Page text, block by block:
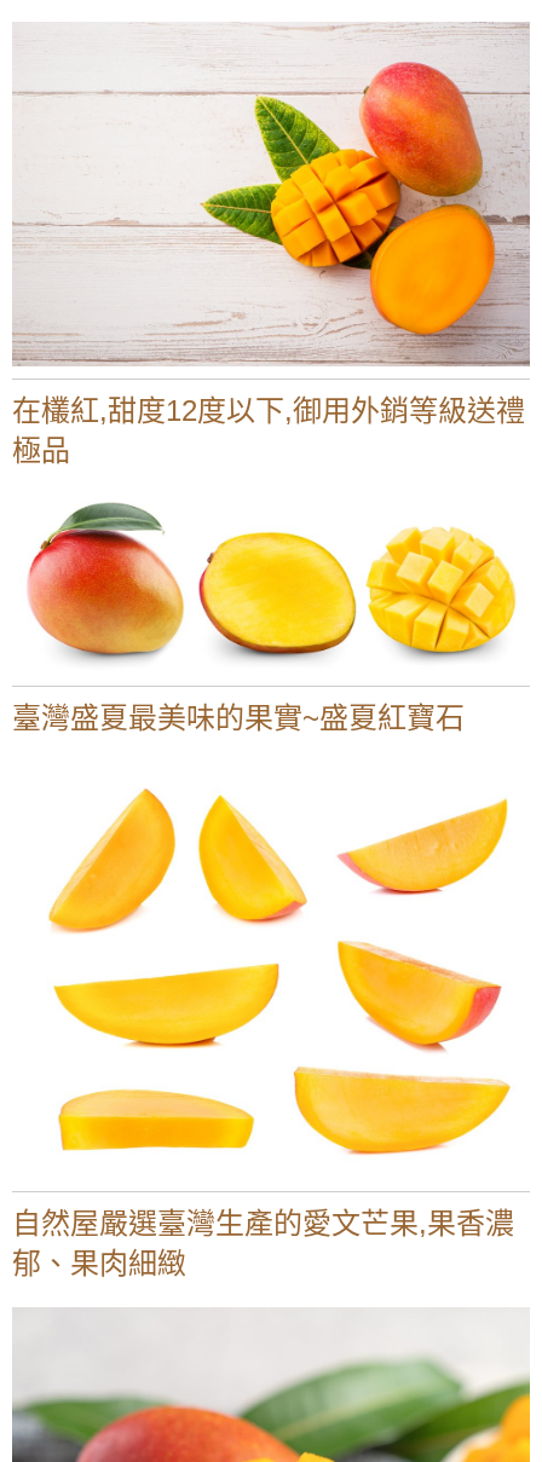
在欉紅,甜度12度以下,御用外銷等級送禮
極品
臺灣盛夏最美味的果實~盛夏紅寶石
自然屋嚴選臺灣生產的愛文芒果,果香濃
郁、果肉細緻